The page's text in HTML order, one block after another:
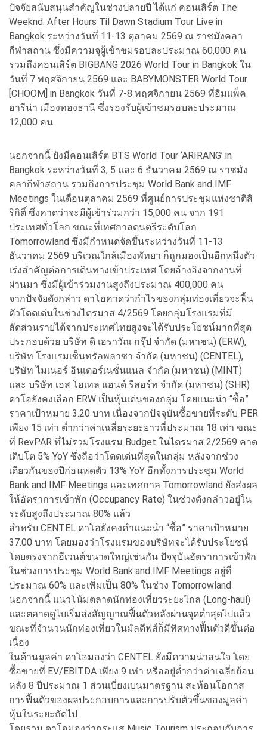
ปัจจัยสนับสนุนสำคัญในช่วงปลายปี ได้แก่ คอนเสิร์ต The
Weeknd: After Hours Til Dawn Stadium Tour Live in
Bangkok ระหว่างวันที่ 11-13 ตุลาคม 2569 ณ ราชมังคลา
กีฬาสถาน ซึ่งมีความจุผู้เข้าชมรอบละประมาณ 60,000 คน
รวมถึงคอนเสิร์ต BIGBANG 2026 World Tour in Bangkok ใน
วันที่ 7 พฤศจิกายน 2569 และ BABYMONSTER World Tour
[CHOOM] in Bangkok วันที่ 7-8 พฤศจิกายน 2569 ที่อิมแพ็ค
อารีน่า เมืองทองธานี ซึ่งรองรับผู้เข้าชมรอบละประมาณ
12,000 คน
นอกจากนี้ ยังมีคอนเสิร์ต BTS World Tour ‘ARIRANG’ in
Bangkok ระหว่างวันที่ 3, 5 และ 6 ธันวาคม 2569 ณ ราชมัง
คลากีฬาสถาน รวมถึงการประชุม World Bank and IMF
Meetings ในเดือนตุลาคม 2569 ที่ศูนย์การประชุมแห่งชาติสิ
ริกิติ์ ซึ่งคาดว่าจะมีผู้เข้าร่วมกว่า 15,000 คน จาก 191
ประเทศทั่วโลก ขณะที่เทศกาลดนตรีระดับโลก
Tomorrowland ซึ่งมีกำหนดจัดขึ้นระหว่างวันที่ 11-13
ธันวาคม 2569 บริเวณใกล้เมืองพัทยา ก็ถูกมองเป็นอีกหนึ่งตัว
เร่งสำคัญต่อการเดินทางเข้าประเทศ โดยอ้างอิงจากงานที่
ผ่านมา ซึ่งมีผู้เข้าร่วมงานสูงถึงประมาณ 400,000 คน
จากปัจจัยดังกล่าว ดาโอคาดว่ากำไรของกลุ่มท่องเที่ยวจะฟื้น
ตัวโดดเด่นในช่วงไตรมาส 4/2569 โดยกลุ่มโรงแรมที่มี
สัดส่วนรายได้จากประเทศไทยสูงจะได้รับประโยชน์มากที่สุด
ประกอบด้วย บริษัท ดิ เอราวัณ กรุ๊ป จำกัด (มหาชน) (ERW),
บริษัท โรงแรมเซ็นทรัลพลาซา จำกัด (มหาชน) (CENTEL),
บริษัท ไมเนอร์ อินเตอร์เนชั่นแนล จำกัด (มหาชน) (MINT)
และ บริษัท เอส โฮเทล แอนด์ รีสอร์ท จำกัด (มหาชน) (SHR)
ดาโอยังคงเลือก ERW เป็นหุ้นเด่นของกลุ่ม โดยแนะนำ “ซื้อ”
ราคาเป้าหมาย 3.20 บาท เนื่องจากปัจจุบันซื้อขายที่ระดับ PER
เพียง 15 เท่า ต่ำกว่าค่าเฉลี่ยระยะยาวที่ประมาณ 18 เท่า ขณะ
ที่ RevPAR ที่ไม่รวมโรงแรม Budget ในไตรมาส 2/2569 คาด
เติบโต 5% YoY ซึ่งถือว่าโดดเด่นที่สุดในกลุ่ม หลังจากช่วง
เดียวกันของปีก่อนหดตัว 13% YoY อีกทั้งการประชุม World
Bank and IMF Meetings และเทศกาล Tomorrowland ยังส่งผล
ให้อัตราการเข้าพัก (Occupancy Rate) ในช่วงดังกล่าวอยู่ใน
ระดับสูงถึงประมาณ 80% แล้ว
สำหรับ CENTEL ดาโอยังคงคำแนะนำ “ซื้อ” ราคาเป้าหมาย
37.00 บาท โดยมองว่าโรงแรมของบริษัทจะได้รับประโยชน์
โดยตรงจากอีเวนต์ขนาดใหญ่เช่นกัน ปัจจุบันอัตราการเข้าพัก
ในช่วงการประชุม World Bank and IMF Meetings อยู่ที่
ประมาณ 60% และเพิ่มเป็น 80% ในช่วง Tomorrowland
นอกจากนี้ แนวโน้มตลาดนักท่องเที่ยวระยะไกล (Long-haul)
และตลาดดูไบเริ่มส่งสัญญาณฟื้นตัวหลังผ่านจุดต่ำสุดไปแล้ว
ขณะที่จำนวนนักท่องเที่ยวในมัลดีฟส์ก็มีทิศทางฟื้นตัวดีขึ้นต่อ
เนื่อง
ในด้านมูลค่า ดาโอมองว่า CENTEL ยังมีความน่าสนใจ โดย
ซื้อขายที่ EV/EBITDA เพียง 9 เท่า หรืออยู่ต่ำกว่าค่าเฉลี่ยย้อน
หลัง 8 ปีประมาณ 1 ส่วนเบี่ยงเบนมาตรฐาน สะท้อนโอกาส
การฟื้นตัวของผลประกอบการและการปรับตัวขึ้นของมูลค่า
หุ้นในระยะถัดไป